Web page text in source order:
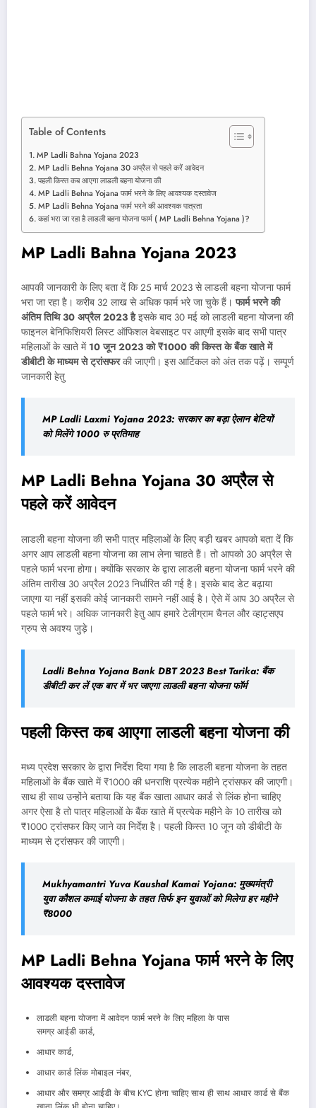
Table of Contents
MP Ladli Bahna Yojana 2023
MP Ladli Behna Yojana 30 अप्रैल से पहले करें आवेदन
पहली किस्त कब आएगा लाडली बहना योजना की
MP Ladli Behna Yojana फार्म भरने के लिए आवश्यक दस्तावेज
MP Ladli Behna Yojana फार्म भरने की आवश्यक पात्रता
कहां भरा जा रहा है लाडली बहना योजना फार्म ( MP Ladli Behna Yojana )?
MP Ladli Bahna Yojana 2023
आपकी जानकारी के लिए बता दें कि 25 मार्च 2023 से लाडली बहना योजना फार्म
भरा जा रहा है। करीब 32 लाख से अधिक फार्म भरे जा चुके हैं।फार्म भरने की
अंतिम तिथि 30 अप्रैल 2023 हैइसके बाद 30 मई को लाडली बहना योजना की
फाइनल बेनिफिशियरी लिस्ट ऑफिशल वेबसाइट पर आएगी इसके बाद सभी पात्र
महिलाओं के खाते में10 जून 2023 को ₹1000 की किस्त के बैंक खाते में
डीबीटी के माध्यम से ट्रांसफरकी जाएगी। इस आर्टिकल को अंत तक पढ़ें। सम्पूर्ण
जानकारी हेतु
MP Ladli Laxmi Yojana 2023: सरकार का बड़ा ऐलान बेटियों
को मिलेंगे 1000 रु प्रतिमाह
MP Ladli Behna Yojana 30 अप्रैल से
पहले करें आवेदन
लाडली बहना योजना की सभी पात्र महिलाओं के लिए बड़ी खबर आपको बता दें कि
अगर आप लाडली बहना योजना का लाभ लेना चाहते हैं। तो आपको 30 अप्रैल से
पहले फार्म भरना होगा। क्योंकि सरकार के द्वारा लाडली बहना योजना फार्म भरने की
अंतिम तारीख 30 अप्रैल 2023 निर्धारित की गई है। इसके बाद डेट बढ़ाया
जाएगा या नहीं इसकी कोई जानकारी सामने नहीं आई है। ऐसे में आप 30 अप्रैल से
पहले फार्म भरे। अधिक जानकारी हेतु आप हमारे टेलीग्राम चैनल और व्हाट्सएप
ग्रुप से अवश्य जुड़े।
Ladli Behna Yojana Bank DBT 2023 Best Tarika: बैंक
डीबीटी कर लें एक बार में भर जाएगा लाडली बहना योजना फॉर्म
पहली किस्त कब आएगा लाडली बहना योजना की
मध्य प्रदेश सरकार के द्वारा निर्देश दिया गया है कि लाडली बहना योजना के तहत
महिलाओं के बैंक खाते में ₹1000 की धनराशि प्रत्येक महीने ट्रांसफर की जाएगी।
साथ ही साथ उन्होंने बताया कि यह बैंक खाता आधार कार्ड से लिंक होना चाहिए
अगर ऐसा है तो पात्र महिलाओं के बैंक खाते में प्रत्येक महीने के 10 तारीख को
₹1000 ट्रांसफर किए जाने का निर्देश है। पहली किस्त 10 जून को डीबीटी के
माध्यम से ट्रांसफर की जाएगी।
Mukhyamantri Yuva Kaushal Kamai Yojana: मुख्यमंत्री
युवा कौशल कमाई योजना के तहत सिर्फ इन युवाओं को मिलेगा हर महीने
₹8000
MP Ladli Behna Yojana फार्म भरने के लिए
आवश्यक दस्तावेज
लाडली बहना योजना में आवेदन फार्म भरने के लिए महिला के पास
समग्र आईडी कार्ड,
आधार कार्ड,
आधार कार्ड लिंक मोबाइल नंबर,
आधार और समग्र आईडी के बीच KYC होना चाहिए साथ ही साथ आधार कार्ड से बैंक